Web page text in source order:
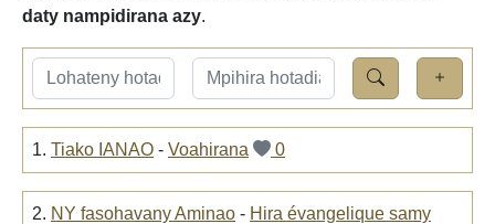
daty nampidirana azy.
1. Tiako IANAO - Voahirana 0
2. NY fasohavany Aminao - Hira évangelique samy